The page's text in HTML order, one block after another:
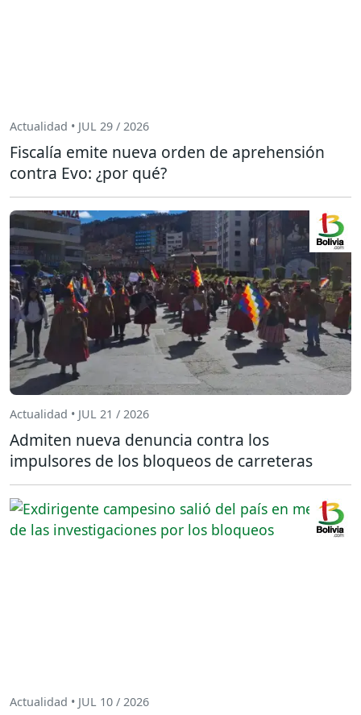
Actualidad • JUL 29 / 2026
Fiscalía emite nueva orden de aprehensión
contra Evo: ¿por qué?
Actualidad • JUL 21 / 2026
Admiten nueva denuncia contra los
impulsores de los bloqueos de carreteras
Actualidad • JUL 10 / 2026